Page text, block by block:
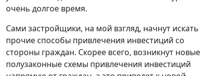
очень долгое время.
Сами застройщики, на мой взгляд, начнут искать
прочие способы привлечения инвестиций со
стороны граждан. Скорее всего, возникнут новые
полузаконные схемы привлечения инвестиций